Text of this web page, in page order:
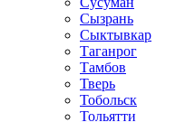
Сызрань
Сыктывкар
Таганрог
Тамбов
Тверь
Тобольск
Тольятти